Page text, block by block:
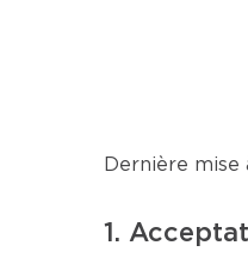
Dernière mise
1.